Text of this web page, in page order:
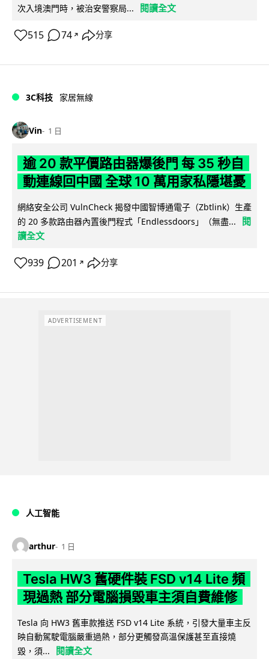
次入境澳門時，被治安警察局...
閱讀全文
515 74 ↗ 分享
3C科技 家居無線
Vin 1 日
逾 20 款平價路由器爆後門 每 35 秒自
動連線回中國 全球 10 萬用家私隱堪憂
網絡安全公司 VulnCheck 揭發中國智博通電子（Zbtlink）生產
的 20 多款路由器內置後門程式「Endlessdoors」（無盡...
閱
讀全文
939 201 ↗ 分享
ADVERTISEMENT
人工智能
arthur 1 日
Tesla HW3 舊硬件裝 FSD v14 Lite 頻
現過熱 部分電腦損毀車主須自費維修
Tesla 向 HW3 舊車款推送 FSD v14 Lite 系統，引發大量車主反
映自動駕駛電腦嚴重過熱，部分更觸發高溫保護甚至直接燒
毀，須...
閱讀全文